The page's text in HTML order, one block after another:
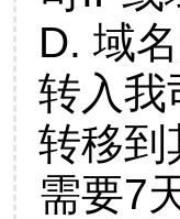
D. 域
转入我
转移到
需要7